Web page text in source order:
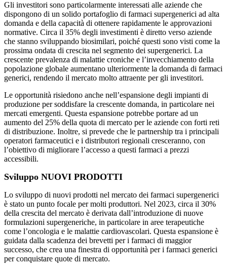
Gli investitori sono particolarmente interessati alle aziende che
dispongono di un solido portafoglio di farmaci supergenerici ad alta
domanda e della capacità di ottenere rapidamente le approvazioni
normative. Circa il 35% degli investimenti è diretto verso aziende
che stanno sviluppando biosimilari, poiché questi sono visti come la
prossima ondata di crescita nel segmento dei supergenerici. La
crescente prevalenza di malattie croniche e l’invecchiamento della
popolazione globale aumentano ulteriormente la domanda di farmaci
generici, rendendo il mercato molto attraente per gli investitori.
Le opportunità risiedono anche nell’espansione degli impianti di
produzione per soddisfare la crescente domanda, in particolare nei
mercati emergenti. Questa espansione potrebbe portare ad un
aumento del 25% della quota di mercato per le aziende con forti reti
di distribuzione. Inoltre, si prevede che le partnership tra i principali
operatori farmaceutici e i distributori regionali cresceranno, con
l’obiettivo di migliorare l’accesso a questi farmaci a prezzi
accessibili.
Sviluppo NUOVI PRODOTTI
Lo sviluppo di nuovi prodotti nel mercato dei farmaci supergenerici
è stato un punto focale per molti produttori. Nel 2023, circa il 30%
della crescita del mercato è derivata dall’introduzione di nuove
formulazioni supergeneriche, in particolare in aree terapeutiche
come l’oncologia e le malattie cardiovascolari. Questa espansione è
guidata dalla scadenza dei brevetti per i farmaci di maggior
successo, che crea una finestra di opportunità per i farmaci generici
per conquistare quote di mercato.